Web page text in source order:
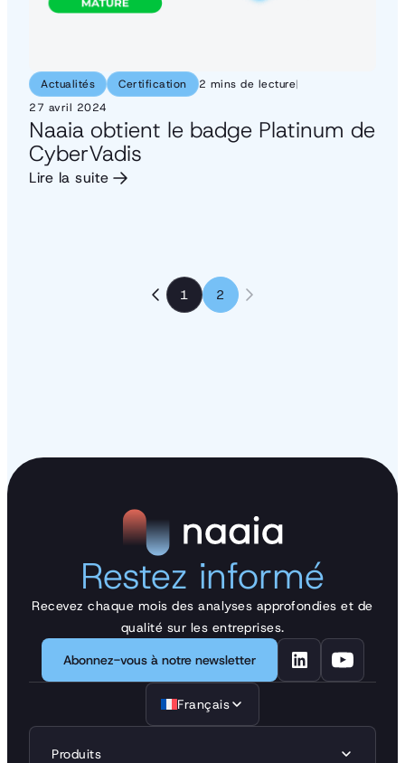
Actualités Certification 2 mins de lecture|
27 avril 2024
Naaia obtient le badge Platinum de
CyberVadis
Lire la suite
1 2
Restez informé
Recevez chaque mois des analyses approfondies et de
qualité sur les entreprises.
Abonnez-vous à notre newsletter
Français
Produits